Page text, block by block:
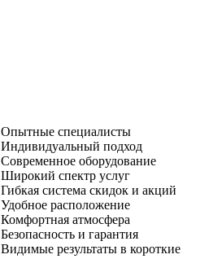
Опытные специалисты
Индивидуальный подход
Современное оборудование
Широкий спектр услуг
Гибкая система скидок и акций
Удобное расположение
Комфортная атмосфера
Безопасность и гарантия
Видимые результаты в короткие